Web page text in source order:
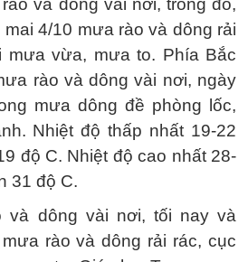
và dông vài nơi, trong đó,
4/10 mưa rào và dông rải
mưa vừa, mưa to. Phía Bắc
rào và dông vài nơi, ngày
mưa dông đề phòng lốc,
Nhiệt độ thấp nhất 19-22
độ C. Nhiệt độ cao nhất 28-
31 độ C.
và dông vài nơi, tối nay và
rào và dông rải rác, cục